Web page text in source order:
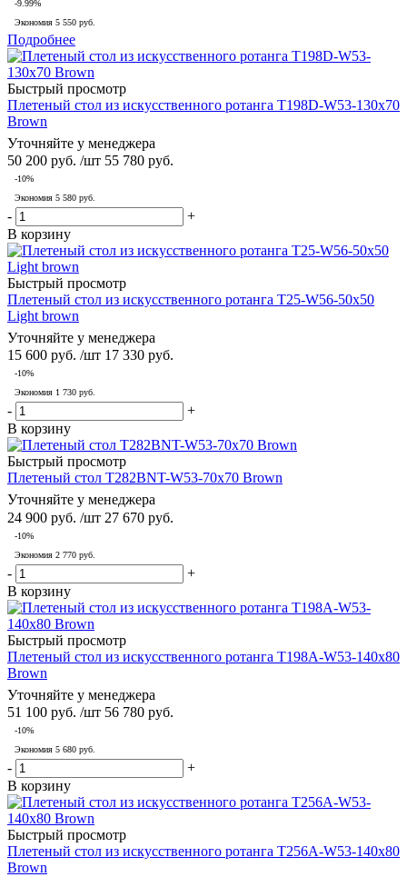
-9.99%
Экономия 5 550 руб.
Подробнее
Быстрый просмотр
Плетеный стол из искусственного ротанга T198D-W53-130x70
Brown
Уточняйте у менеджера
50 200 руб. /шт 55 780 руб.
-10%
Экономия 5 580 руб.
-
+
В корзину
Быстрый просмотр
Плетеный стол из искусственного ротанга T25-W56-50x50
Light brown
Уточняйте у менеджера
15 600 руб. /шт 17 330 руб.
-10%
Экономия 1 730 руб.
-
+
В корзину
Быстрый просмотр
Плетеный стол T282BNT-W53-70x70 Brown
Уточняйте у менеджера
24 900 руб. /шт 27 670 руб.
-10%
Экономия 2 770 руб.
-
+
В корзину
Быстрый просмотр
Плетеный стол из искусственного ротанга T198A-W53-140x80
Brown
Уточняйте у менеджера
51 100 руб. /шт 56 780 руб.
-10%
Экономия 5 680 руб.
-
+
В корзину
Быстрый просмотр
Плетеный стол из искусственного ротанга T256A-W53-140x80
Brown